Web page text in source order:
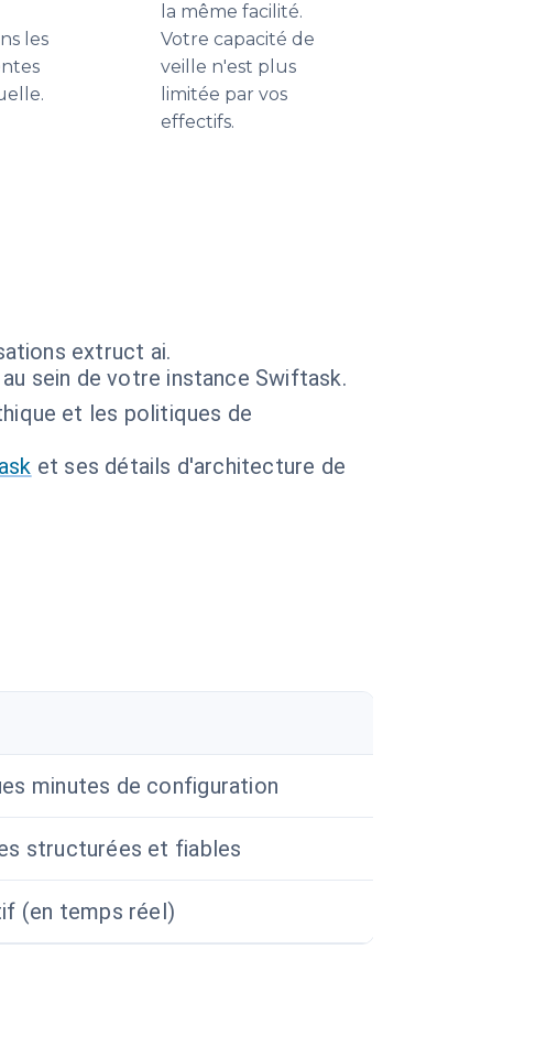
les
la même facilité.
Votre capacité de
veille n'est plus
limitée par vos
effectifs.
extruct ai.
sein de votre instance Swiftask.
et les politiques de
et ses détails d'architecture de
minutes de configuration
structurées et fiables
(en temps réel)